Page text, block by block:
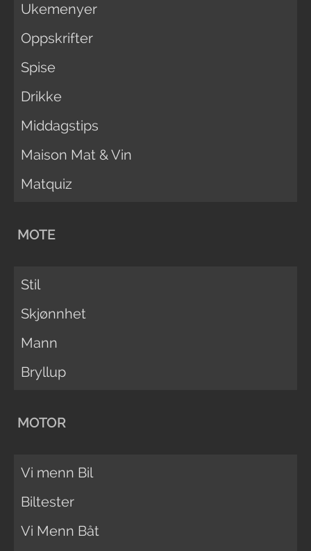
Ukemenyer
Oppskrifter
Spise
Drikke
Middagstips
Maison Mat & Vin
Matquiz
MOTE
Stil
Skjønnhet
Mann
Bryllup
MOTOR
Vi menn Bil
Biltester
Vi Menn Båt